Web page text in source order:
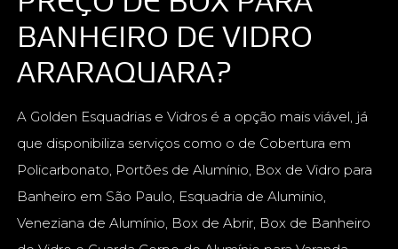
BANHEIRO DE VIDRO
ARARAQUARA?
A Golden Esquadrias e Vidros é a opção mais viável, já
que disponibiliza serviços como o de Cobertura em
Policarbonato, Portões de Alumínio, Box de Vidro para
Banheiro em São Paulo, Esquadria de Aluminio,
Veneziana de Alumínio, Box de Abrir, Box de Banheiro